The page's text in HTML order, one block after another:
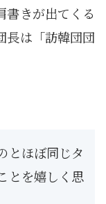
書きが出てくる
長は「訪韓団団
とほぼ同じタ
とを嬉しく思